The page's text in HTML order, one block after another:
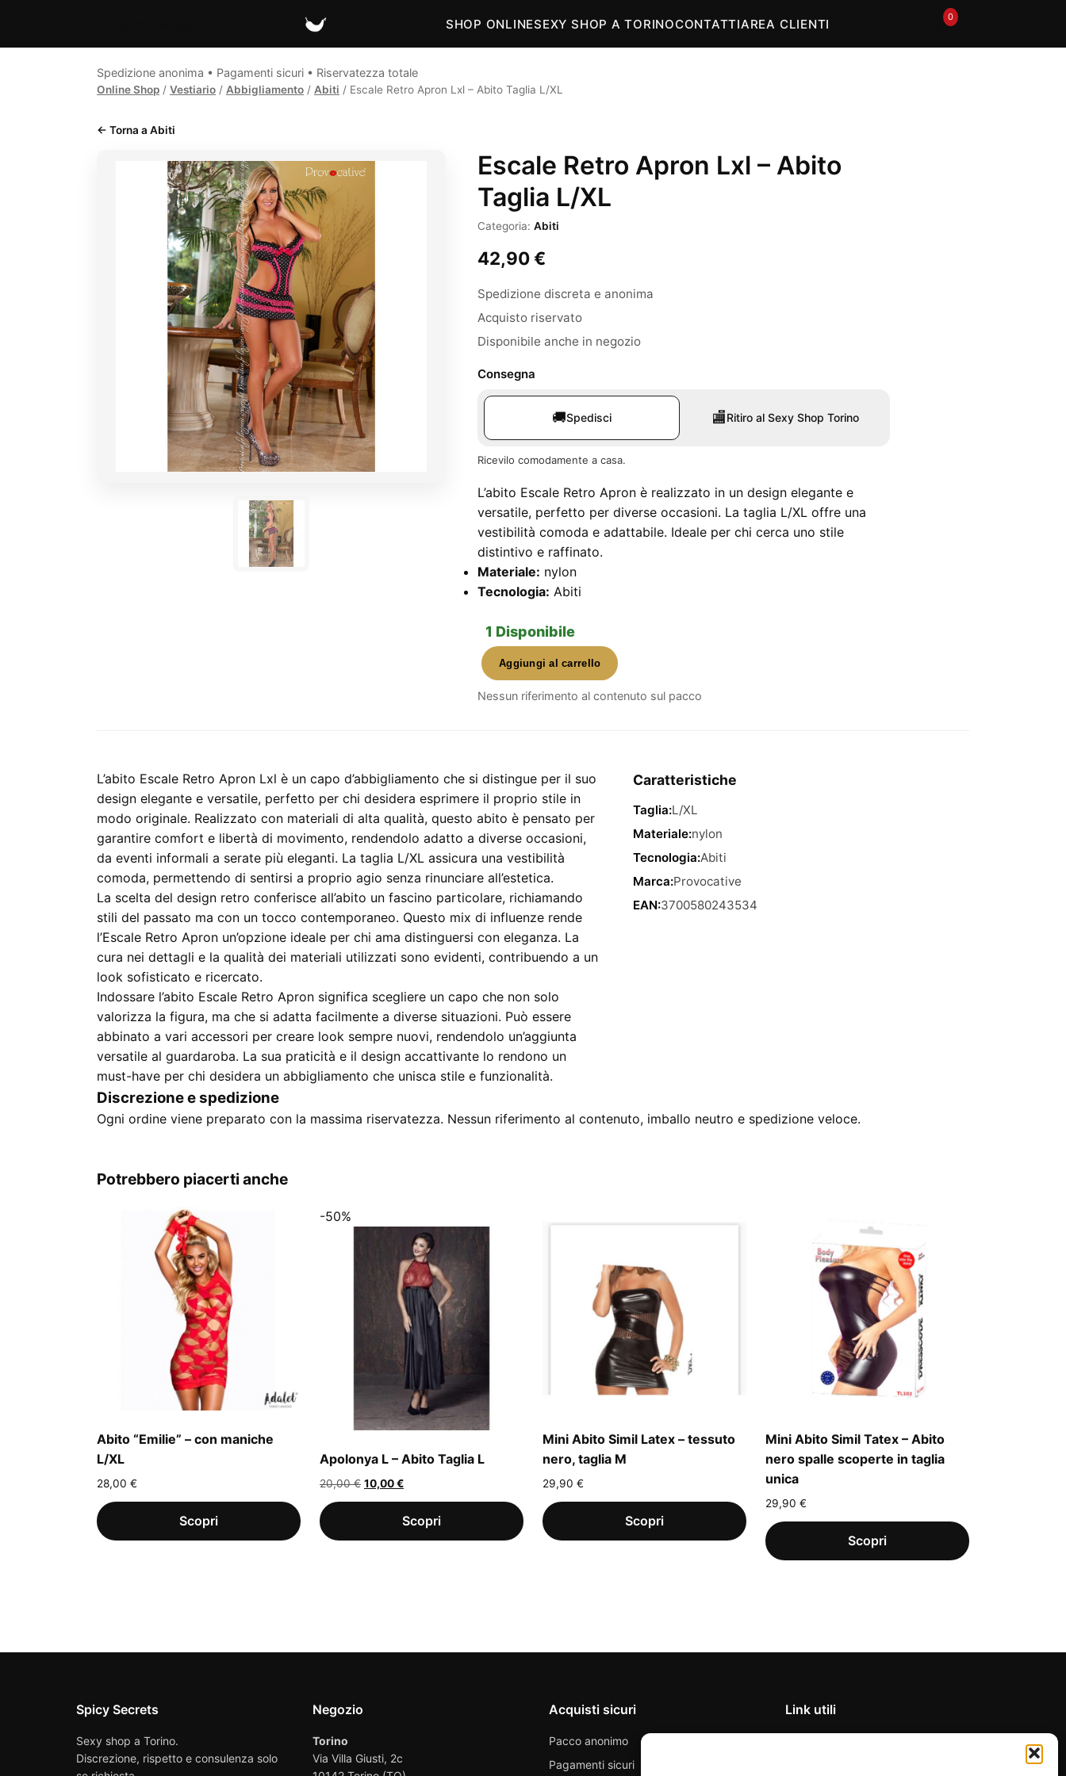
SHOP ONLINESEXY SHOP A TORINOCONTATTIAREA CLIENTI 🛒0
Spedizione anonima • Pagamenti sicuri • Riservatezza totale
Online Shop / Vestiario / Abbigliamento / Abiti / Escale Retro Apron Lxl – Abito Taglia L/XL
← Torna a Abiti
Escale Retro Apron Lxl – Abito
Taglia L/XL
Categoria: Abiti
42,90€
Spedizione discreta e anonima
Acquisto riservato
Disponibile anche in negozio
Consegna
🚚Spedisci 🏬Ritiro al Sexy Shop Torino
Ricevilo comodamente a casa.
L’abito Escale Retro Apron è realizzato in un design elegante e
versatile, perfetto per diverse occasioni. La taglia L/XL offre una
vestibilità comoda e adattabile. Ideale per chi cerca uno stile
distintivo e raffinato.
Materiale: nylon
Tecnologia: Abiti
1 Disponibile
Escale
Retro
Abito
Taglia
L/XL
quantità
Aggiungi al carrello
Nessun riferimento al contenuto sul pacco
L’abito Escale Retro Apron Lxl è un capo d’abbigliamento che si distingue per il suo
design elegante e versatile, perfetto per chi desidera esprimere il proprio stile in
modo originale. Realizzato con materiali di alta qualità, questo abito è pensato per
garantire comfort e libertà di movimento, rendendolo adatto a diverse occasioni,
da eventi informali a serate più eleganti. La taglia L/XL assicura una vestibilità
comoda, permettendo di sentirsi a proprio agio senza rinunciare all’estetica.
La scelta del design retro conferisce all’abito un fascino particolare, richiamando
stili del passato ma con un tocco contemporaneo. Questo mix di influenze rende
l’Escale Retro Apron un’opzione ideale per chi ama distinguersi con eleganza. La
cura nei dettagli e la qualità dei materiali utilizzati sono evidenti, contribuendo a un
look sofisticato e ricercato.
Indossare l’abito Escale Retro Apron significa scegliere un capo che non solo
valorizza la figura, ma che si adatta facilmente a diverse situazioni. Può essere
abbinato a vari accessori per creare look sempre nuovi, rendendolo un’aggiunta
versatile al guardaroba. La sua praticità e il design accattivante lo rendono un
must-have per chi desidera un abbigliamento che unisca stile e funzionalità.
Caratteristiche
Taglia:L/XL
Materiale:nylon
Tecnologia:Abiti
Marca:Provocative
EAN:3700580243534
Discrezione e spedizione
Ogni ordine viene preparato con la massima riservatezza. Nessun riferimento al contenuto, imballo neutro e spedizione veloce.
Potrebbero piacerti anche
Abito “Emilie” – con maniche
L/XL
28,00 €
-50%
Apolonya L – Abito Taglia L
20,00€ Il
prezzo
originale
10,00€Il
prezzo
attuale
Mini Abito Simil Latex – tessuto
nero, taglia M
29,90 €
Mini Abito Simil Tatex – Abito
nero spalle scoperte in taglia
unica
29,90 €
Spicy Secrets
Sexy shop a Torino.
Discrezione, rispetto e consulenza solo
Negozio
Torino
Via Villa Giusti, 2c
Acquisti sicuri
Pacco anonimo
Pagamenti sicuri
Link utili